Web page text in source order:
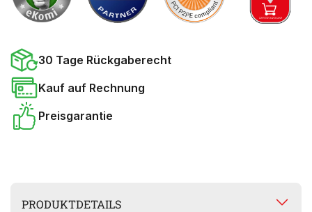
30 Tage Rückgaberecht
Kauf auf Rechnung
Preisgarantie
PRODUKTDETAILS